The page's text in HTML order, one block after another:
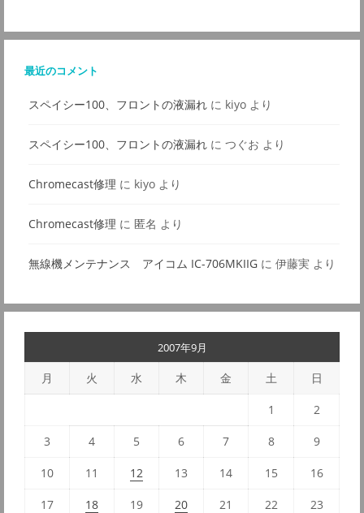
最近のコメント
スペイシー100、フロントの液漏れ に kiyo より
スペイシー100、フロントの液漏れ に つぐお より
Chromecast修理 に kiyo より
Chromecast修理 に 匿名 より
無線機メンテナンス アイコム IC-706MKIIG に 伊藤実 より
2007年9月
月 火 水 木 金 土 日
1 2
3 4 5 6 7 8 9
10 11 12 13 14 15 16
17 18 19 20 21 22 23